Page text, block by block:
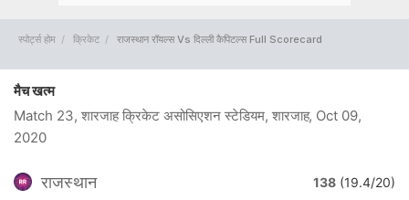
स्पोर्ट्स होम क्रिकेट राजस्थान रॉयल्स Vs दिल्ली कैपिटल्स Full Scorecard
मैच खत्म
Match 23, शारजाह क्रिकेट असोसिएशन स्टेडियम, शारजाह, Oct 09,
2020
राजस्थान 138 (19.4/20)